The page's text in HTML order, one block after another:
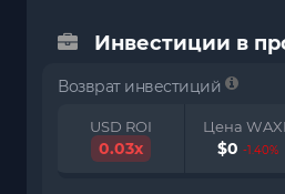
Инвестиции в
Возврат инвестиций
USD ROI
0.03x
Цена
$0 -1.40%